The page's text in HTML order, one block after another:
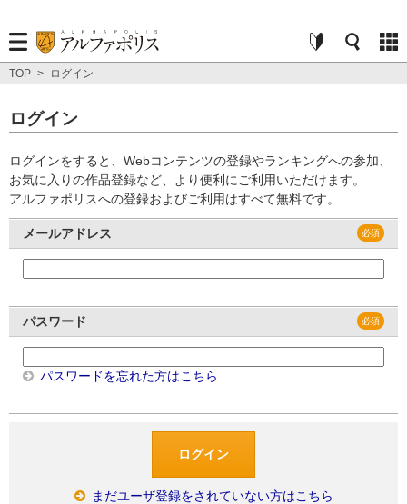
TOP > ログイン
ログイン
ログインをすると、Webコンテンツの登録やランキングへの参加、
お気に入りの作品登録など、より便利にご利用いただけます。
アルファポリスへの登録およびご利用はすべて無料です。
メールアドレス
パスワード
パスワードを忘れた方はこちら
まだユーザ登録をされていない方はこちら